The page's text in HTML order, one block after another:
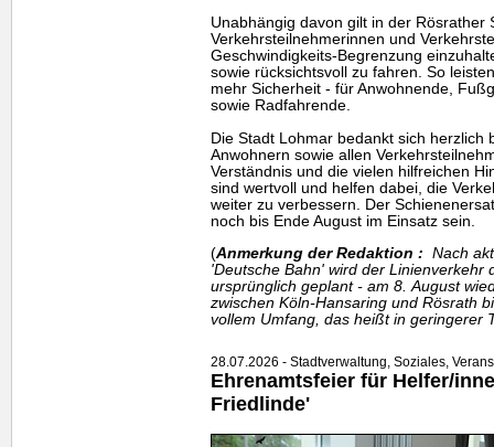
Unabhängig davon gilt in der Rösrather
Verkehrsteilnehmerinnen und
Geschwindigkeits-Begrenzung
sowie rücksichtsvoll zu fahren. So
mehr Sicherheit - für Anwohnende,
sowie Radfahrende.
Die Stadt Lohmar bedankt sich herzlich
Anwohnern sowie allen
Verständnis und die vielen hilfreichen
sind wertvoll und helfen dabei, die
weiter zu verbessern. Der
noch bis Ende August im Einsatz sein.
(Anmerkung der Redaktion : Nach
'Deutsche Bahn' wird der Linienverkehr
ursprünglich geplant - am 8. August
zwischen Köln-Hansaring und Rösrath
vollem Umfang, das heißt in geringerer
28.07.2026 - Stadtverwaltung, Soziales,
Ehrenamtsfeier für Helfer/
Friedlinde'